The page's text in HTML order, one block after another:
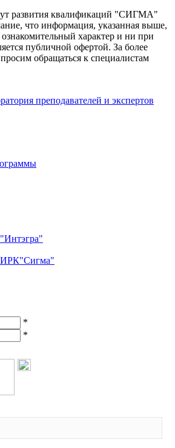
развития квалификаций "СИГМА"
что информация, указанная выше,
характер и ни при
публичной офертой. За более
обращаться к специалистам
преподавателей и экспертов
ИРК"Сигма"
*
*